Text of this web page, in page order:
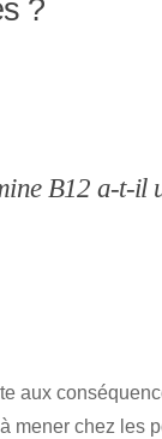
?
B12 a-t-il
aux
mener chez les